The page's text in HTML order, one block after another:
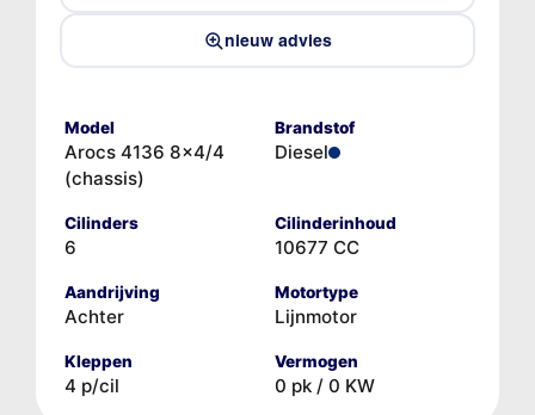
nieuw advies
Model
Arocs 4136 8x4/4
(chassis)
Brandstof
Diesel
Cilinders
6
Cilinderinhoud
10677 CC
Aandrijving
Achter
Motortype
Lijnmotor
Kleppen
4 p/cil
Vermogen
0 pk / 0 KW